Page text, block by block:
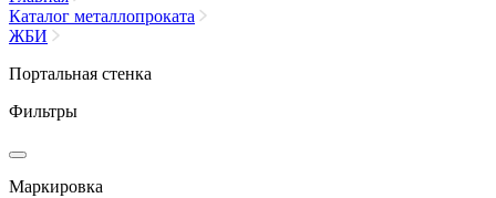
Каталог металлопроката
ЖБИ
Портальная стенка
Фильтры
Маркировка